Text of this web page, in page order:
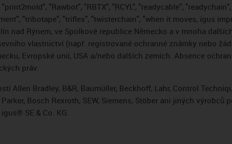
"Rawbot", "RBTX", "RCYL", "readycable",
"tribotape", "triflex", "twisterchain", "when it moves, igus
nad Rýnem, ve Spolkové republice Německo a v mnoha
vlastnictví (např. registrované ochranné známky nebo
Evropské unii, USA a/nebo dalších zemích. Absence
práv.
Bradley, B&R, Baumüller, Beckhoff, Lahr, Control
Bosch Rexroth, SEW, Siemens, Stöber ani jiných
SE & Co. KG.